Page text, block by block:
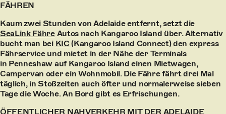
FÄHREN
Kaum zwei Stunden von Adelaide entfernt, setzt die
SeaLink FähreAutos nach Kangaroo Island über. Alternativ
bucht man bei KIC (Kangaroo Island Connect) den express
Fährservice und mietet in der Nähe der Terminals
in Penneshaw auf Kangaroo Island einen Mietwagen,
Campervan oder ein Wohnmobil. Die Fähre fährt drei Mal
täglich, in Stoßzeiten auch öfter und normalerweise sieben
Tage die Woche. An Bord gibt es Erfrischungen.
ÖFFENTLICHER NAHVERKEHR MIT DER ADELAIDE